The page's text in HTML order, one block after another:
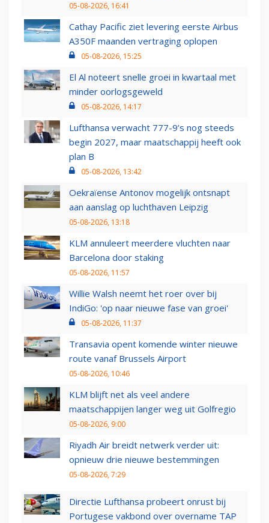
05-08-2026, 16:41
Cathay Pacific ziet levering eerste Airbus
A350F maanden vertraging oplopen
05-08-2026, 15:25
El Al noteert snelle groei in kwartaal met
minder oorlogsgeweld
05-08-2026, 14:17
Lufthansa verwacht 777-9’s nog steeds
begin 2027, maar maatschappij heeft ook
plan B
05-08-2026, 13:42
Oekraïense Antonov mogelijk ontsnapt
aan aanslag op luchthaven Leipzig
05-08-2026, 13:18
KLM annuleert meerdere vluchten naar
Barcelona door staking
05-08-2026, 11:57
Willie Walsh neemt het roer over bij
IndiGo: 'op naar nieuwe fase van groei'
05-08-2026, 11:37
Transavia opent komende winter nieuwe
route vanaf Brussels Airport
05-08-2026, 10:46
KLM blijft net als veel andere
maatschappijen langer weg uit Golfregio
05-08-2026, 9:00
Riyadh Air breidt netwerk verder uit:
opnieuw drie nieuwe bestemmingen
05-08-2026, 7:29
Directie Lufthansa probeert onrust bij
Portugese vakbond over overname TAP